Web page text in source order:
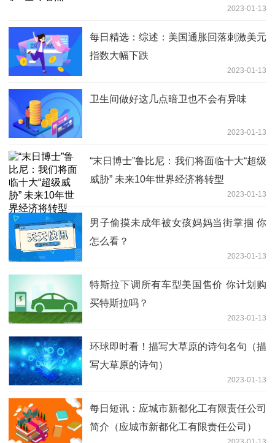
2023-01-13
每日精选：综述：美国通胀回落刺激美元
指数大幅下跌
2023-01-13
卫生间做好这几点暗卫也不会有异味
2023-01-13
“末日博士”鲁比尼：我们将面临十大“超级
威胁” 未来10年世界经济将转型
2023-01-13
男子偷摸未成年被女孩妈妈当街掌掴 你
怎么看？
2023-01-13
特斯拉下调所有车型美国售价 你计划购
买特斯拉吗？
2023-01-13
环球即时看！描写大草原的诗句名句（描
写大草原的诗句）
2023-01-13
每日短讯：应城市新都化工有限责任公司
简介（应城市新都化工有限责任公司）